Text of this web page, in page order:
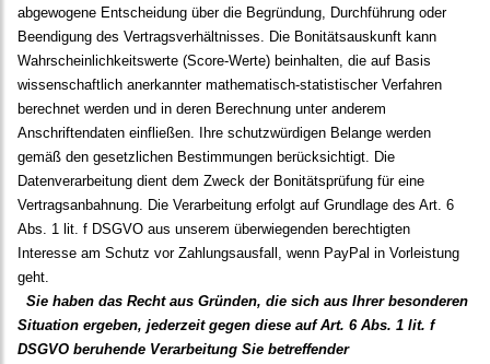
abgewogene Entscheidung über die Begründung, Durchführung oder
Beendigung des Vertragsverhältnisses. Die Bonitätsauskunft kann
Wahrscheinlichkeitswerte (Score-Werte) beinhalten, die auf Basis
wissenschaftlich anerkannter mathematisch-statistischer Verfahren
berechnet werden und in deren Berechnung unter anderem
Anschriftendaten einfließen. Ihre schutzwürdigen Belange werden
gemäß den gesetzlichen Bestimmungen berücksichtigt. Die
Datenverarbeitung dient dem Zweck der Bonitätsprüfung für eine
Vertragsanbahnung. Die Verarbeitung erfolgt auf Grundlage des Art. 6
Abs. 1 lit. f DSGVO aus unserem überwiegenden berechtigten
Interesse am Schutz vor Zahlungsausfall, wenn PayPal in Vorleistung
geht.
Sie haben das Recht aus Gründen, die sich aus Ihrer besonderen
Situation ergeben, jederzeit gegen diese auf Art. 6 Abs. 1 lit. f
DSGVO beruhende Verarbeitung Sie betreffender